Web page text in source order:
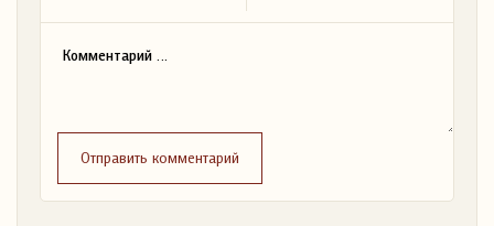
Отправить комментарий